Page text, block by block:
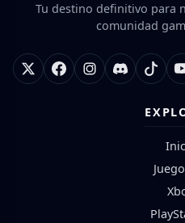
Tu destino definitivo para
comunidad